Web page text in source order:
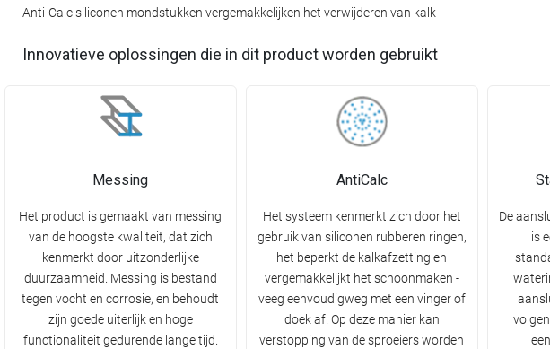
Anti-Calc siliconen mondstukken vergemakkelijken het verwijderen van kalk
Innovatieve oplossingen die in dit product worden gebruikt
Messing
Het product is gemaakt van messing
van de hoogste kwaliteit, dat zich
kenmerkt door uitzonderlijke
duurzaamheid. Messing is bestand
tegen vocht en corrosie, en behoudt
zijn goede uiterlijk en hoge
functionaliteit gedurende lange tijd.
AntiCalc
Het systeem kenmerkt zich door het
gebruik van siliconen rubberen ringen,
het beperkt de kalkafzetting en
vergemakkelijkt het schoonmaken -
veeg eenvoudigweg met een vinger of
doek af. Op deze manier kan
verstopping van de sproeiers worden
De
is